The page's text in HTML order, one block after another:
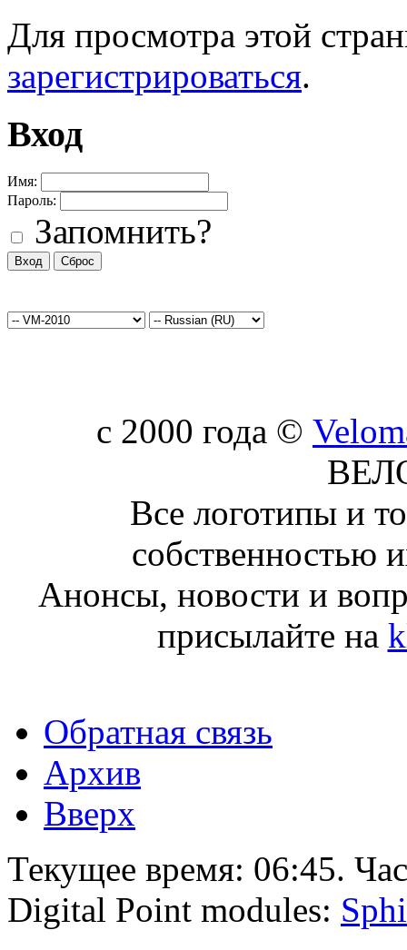
Для просмотра этой
зарегистрироваться.
Вход
Имя:
Пароль:
Запомнить?
c 2000 года ©
Все логотипы и
собственностью
Анонсы, новости и
присылайте на
Обратная связь
Архив
Вверх
Текущее время: 06:45.
Digital Point modules: